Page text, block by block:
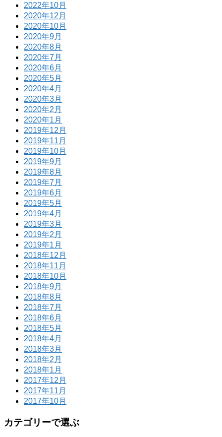
2022年10月
2020年12月
2020年10月
2020年9月
2020年8月
2020年7月
2020年6月
2020年5月
2020年4月
2020年3月
2020年2月
2020年1月
2019年12月
2019年11月
2019年10月
2019年9月
2019年8月
2019年7月
2019年6月
2019年5月
2019年4月
2019年3月
2019年2月
2019年1月
2018年12月
2018年11月
2018年10月
2018年9月
2018年8月
2018年7月
2018年6月
2018年5月
2018年4月
2018年3月
2018年2月
2018年1月
2017年12月
2017年11月
2017年10月
カテゴリーで選ぶ